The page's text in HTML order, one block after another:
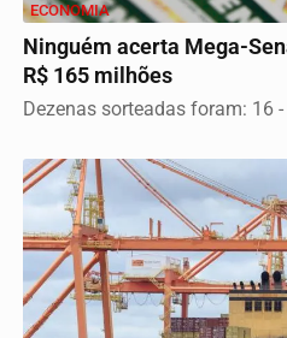
ECONOMIA
Ninguém acerta Mega-
R$ 165 milhões
Dezenas sorteadas foram: 16